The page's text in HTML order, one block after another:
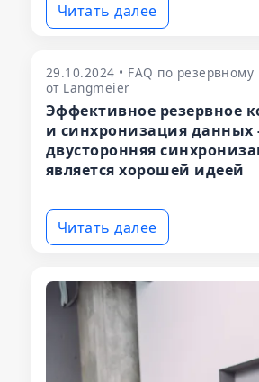
Читать далее
29.10.2024 • FAQ по
от Langmeier
Эффективное резервное
и синхронизация данных
двусторонняя
является хорошей идеей
Читать далее